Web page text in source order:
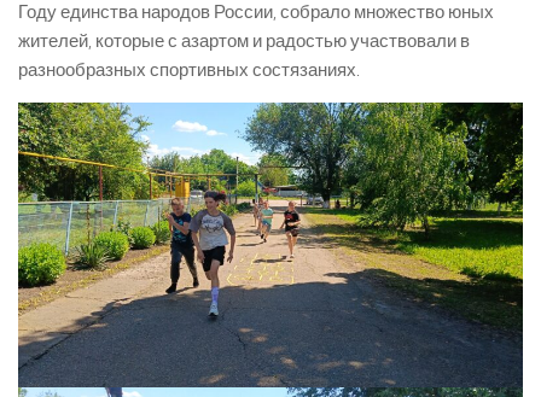
Году единства народов России, собрало множество юных
жителей, которые с азартом и радостью участвовали в
разнообразных спортивных состязаниях.